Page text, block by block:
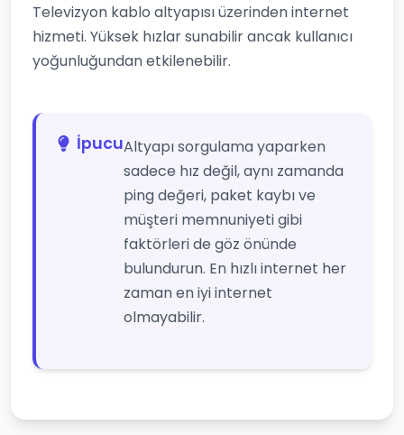
Televizyon kablo altyapısı üzerinden internet
hizmeti. Yüksek hızlar sunabilir ancak kullanıcı
yoğunluğundan etkilenebilir.
İpucuAltyapı sorgulama yaparken
sadece hız değil, aynı zamanda
ping değeri, paket kaybı ve
müşteri memnuniyeti gibi
faktörleri de göz önünde
bulundurun. En hızlı internet her
zaman en iyi internet
olmayabilir.